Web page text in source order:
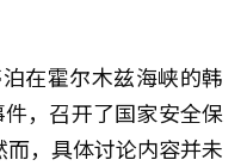
在霍尔木兹海峡的韩
，召开了国家安全保
，具体讨论内容并未